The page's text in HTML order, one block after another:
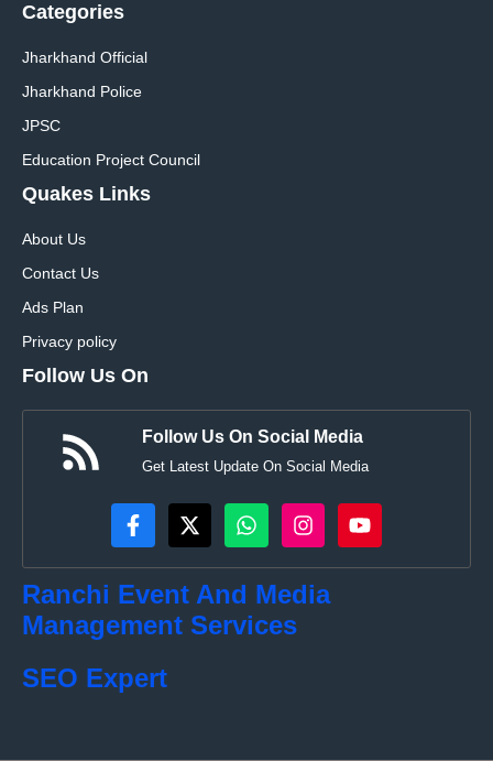
Categories
Jharkhand Official
Jharkhand Police
JPSC
Education Project Council
Quakes Links
About Us
Contact Us
Ads Plan
Privacy policy
Follow Us On
Follow Us On Social Media
Get Latest Update On Social Media
Ranchi Event And Media
Management Services
SEO Expert